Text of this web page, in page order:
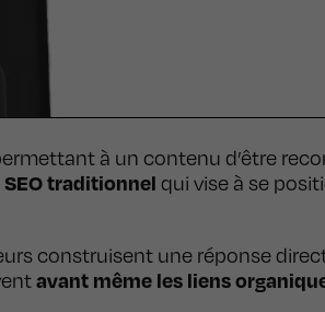
à un contenu d’être
SEO traditionnel qui vise à se
construisent une réponse
avant même les liens